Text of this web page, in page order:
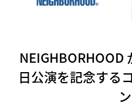
日公演を記念する